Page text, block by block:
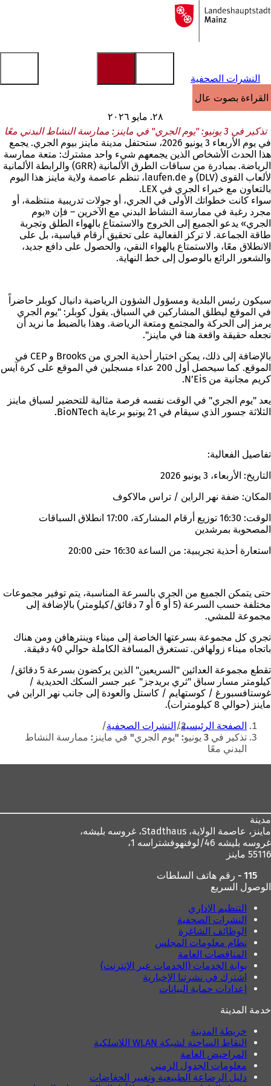
الانتقال إلى المحتوى
إلى
الصفحة
النشرات الصحفية
القراءة بصوت عالٍ
٢٨. مايو ٢٠٢٦
تذكير في 3 يونيو: "يوم الجري" في ماينز: ممارسة النشاط البدني معًا
في يوم الأربعاء 3 يونيو 2026، ستحتفل مدينة ماينز بيوم الجري. يجمع
هذا الحدث الأشخاص الذين يجمعهم شيء واحد مشترك: متعة ممارسة
الرياضة. بمبادرة من سباقات الطرق الألمانية (GRR) والرابطة الألمانية
لألعاب القوى (DLV) و laufen.de، تنظم عاصمة ولاية ماينز هذا اليوم
بالتعاون مع خبراء الجري في LEX.
سواء كانت خطواتك الأولى في الجري، أو جولات تدريبية منتظمة، أو
مجرد رغبة في ممارسة النشاط البدني مع الآخرين – فإن «يوم
الجري» يدعو الجميع إلى الخروج والاستمتاع بالهواء الطلق وتجربة
طاقة الجماعة. لا تركز الفعالية على تحقيق أرقام قياسية، بل على
الانطلاق معًا، والاستمتاع بالهواء النقي، والحصول على دافع جديد،
والشعور الرائع بالوصول إلى خط النهاية.
سيكون رئيس البلدية ومسؤول الشؤون الرياضية دانيال كوبلر حاضراً
في الموقع ليطلق المشاركين في السباق. يقول كوبلر: "يوم الجري
يرمز إلى الحركة والمجتمع ومتعة الرياضة. وهذا بالضبط ما نريد أن
نجعله حقيقة واقعة هنا في ماينز".
بالإضافة إلى ذلك، يمكن اختبار أحذية الجري من Brooks و CEP في
الموقع. كما سيحصل أول 200 عداء مسجلين في الموقع على كرة آيس
كريم مجانية من N’Eis.
يعد "يوم الجري" في الوقت نفسه فرصة مثالية للتحضير لسباق ماينز
الثلاثة جسور الذي سيقام في 21 يونيو برعاية BioNTech.
تفاصيل الفعالية:
التاريخ: الأربعاء، 3 يونيو 2026
المكان: ضفة نهر الراين / تراس مالاكوف
الوقت: 16:30 توزيع أرقام المشاركة، 17:00 انطلاق السباقات
المصحوبة بمرشدين
استعارة أحذية تجريبية: من الساعة 16:30 حتى 20:00
حتى يتمكن الجميع من الجري بالسرعة المناسبة، يتم توفير مجموعات
مختلفة حسب السرعة (5 أو 6 أو 7 دقائق/كيلومتر) بالإضافة إلى
مجموعة للمشي.
تجري كل مجموعة بسرعتها الخاصة إلى ميناء وينترهافن ومن هناك
باتجاه ميناء زولهافن. تستغرق المسافة الكاملة حوالي 40 دقيقة.
تقطع مجموعة العدائين "السريعين" الذين يركضون بسرعة 5 دقائق/
كيلومتر مسار سباق "ثري بريدجز" عبر جسر السكك الحديدية /
غوستافسبورغ / كوستهايم / كاستل والعودة إلى جانب نهر الراين في
ماينز (حوالي 8 كيلومترات).
أنت
هنا
الصفحة الرئيسية
النشرات الصحفية
تذكير في 3 يونيو: "يوم الجري" في ماينز: ممارسة النشاط
البدني معًا
مدينة
ماينز، عاصمة الولاية،
غروسه بليشه 46/لوفنهوفشتراسه 1،
55116 ماينز
115 - رقم هاتف السلطات
الوصول السريع
التنظيم الإداري
النشرات الصحفية
الوظائف الشاغرة
نظام معلومات المجلس
المناقصات العامة
بوابة الخدمات (الخدمات عبر الإنترنت)
اشترك في نشرتنا الإخبارية
إعدادات حماية البيانات
خدمة المدينة
خريطة المدينة
النقاط الساخنة لشبكة WLAN اللاسلكية
المراحيض العامة
معلومات الجدول الزمني
دليل الرضاعة الطبيعية وتغيير الحفاضات